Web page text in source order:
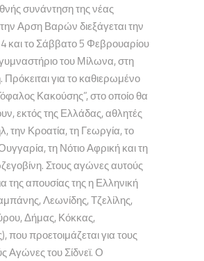
συνάντηση της νέας
την Αρση Βαρών διεξάγεται την
και το Σάββατο 5 Φεβρουαρίου
του Μίλωνα, στη
για το καθιερωμένο
Κακούσης”, στο οποίο θα
εκτός της Ελλάδας, αθλητές
την Κροατία, τη Γεωργία, το
τη Νότιο Αφρική και τη
Στους αγώνες αυτούς
της απουσίας της η Ελληνική
Λεωνίδης, Τζελίλης,
Δήμας, Κόκκας,
που προετοιμάζεται για τους
Αγώνες του Σίδνεϊ. Ο